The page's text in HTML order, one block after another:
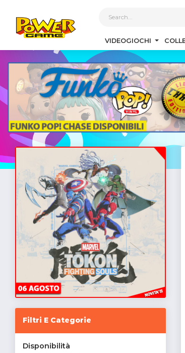
VIDEOGIOCHI
Filtri E Categorie
Disponibilità